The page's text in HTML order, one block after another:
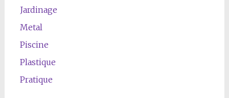
Jardinage
Metal
Piscine
Plastique
Pratique